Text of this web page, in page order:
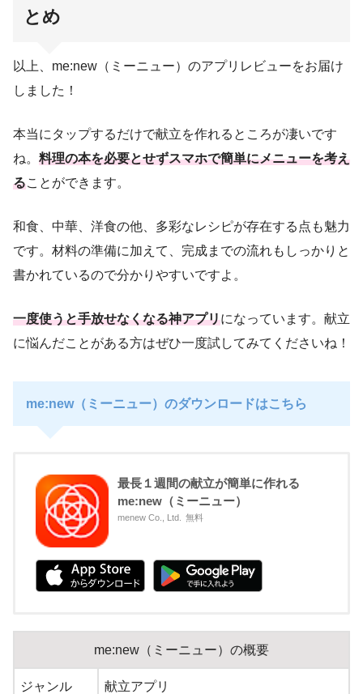
とめ
以上、me:new（ミーニュー）のアプリレビューをお届け
しました！
本当にタップするだけで献立を作れるところが凄いです
ね。 料理の本を必要とせずスマホで簡単にメニューを考え
ることができます。
和食、中華、洋食の他、多彩なレシピが存在する点も魅力
です。材料の準備に加えて、完成までの流れもしっかりと
書かれているので分かりやすいですよ。
一度使うと手放せなくなる神アプリになっています。献立
に悩んだことがある方はぜひ一度試してみてくださいね！
me:new（ミーニュー）のダウンロードはこちら
最長１週間の献立が簡単に作れる
me:new（ミーニュー）
menew Co., Ltd. 無料
me:new（ミーニュー）の概要
ジャンル 献立アプリ